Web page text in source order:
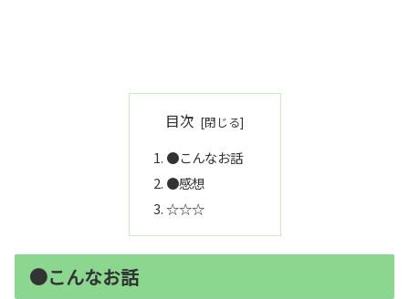
目次
●こんなお話
●感想
☆☆☆
●こんなお話